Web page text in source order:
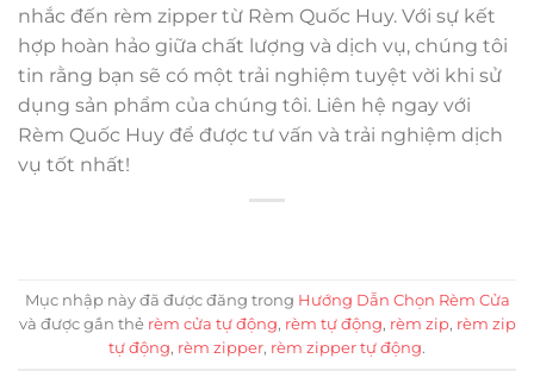
nhắc đến rèm zipper từ Rèm Quốc Huy. Với sự kết
hợp hoàn hảo giữa chất lượng và dịch vụ, chúng tôi
tin rằng bạn sẽ có một trải nghiệm tuyệt vời khi sử
dụng sản phẩm của chúng tôi. Liên hệ ngay với
Rèm Quốc Huy để được tư vấn và trải nghiệm dịch
vụ tốt nhất!
Mục nhập này đã được đăng trong Hướng Dẫn Chọn Rèm Cửa
và được gắn thẻ rèm cửa tự động, rèm tự động, rèm zip, rèm zip
tự động, rèm zipper, rèm zipper tự động.